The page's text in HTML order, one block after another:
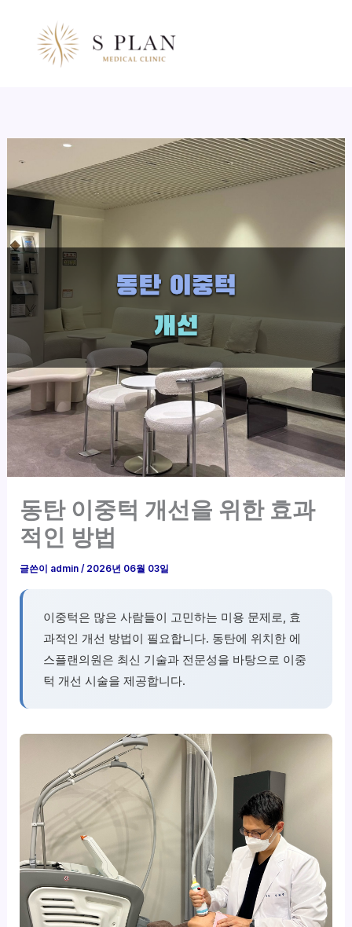
뛰
동탄 이중턱 개선을 위한 효과
적인 방법
글쓴이 admin/ 2026년 06월 03일
이중턱은 많은 사람들이 고민하는 미용 문제로, 효
과적인 개선 방법이 필요합니다. 동탄에 위치한 에
스플랜의원은 최신 기술과 전문성을 바탕으로 이중
턱 개선 시술을 제공합니다.